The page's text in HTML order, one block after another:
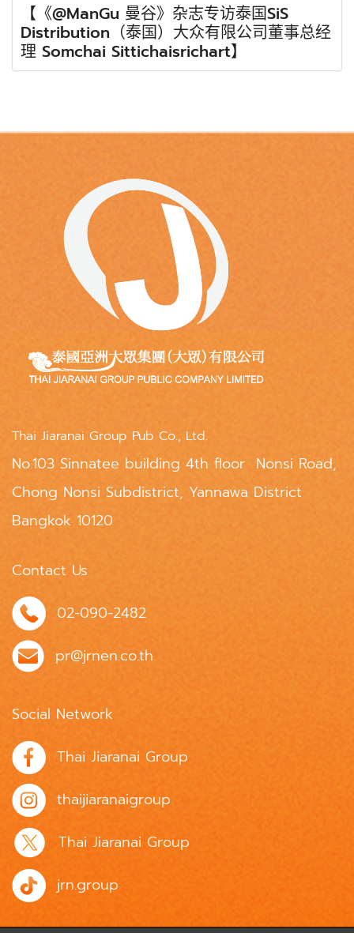
【《@ManGu 曼谷》杂志专访泰国SiS
Distribution（泰国）大众有限公司董事总经
理 Somchai Sittichaisrichart】
Thai Jiaranai Group Pub Co., Ltd.
No.103 Sinnatee building 4th floor Nonsi Road,
Chong Nonsi Subdistrict, Yannawa District
Bangkok 10120
Contact Us
02-090-2482
pr@jrnen.co.th
Social Network
Thai Jiaranai Group
thaijiaranaigroup
Thai Jiaranai Group
jrn.group